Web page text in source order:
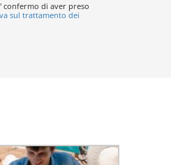
confermo di aver preso
sul trattamento dei